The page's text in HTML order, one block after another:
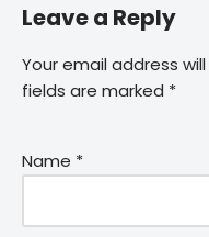
Leave a Reply
Your email address
fields are marked *
Name *